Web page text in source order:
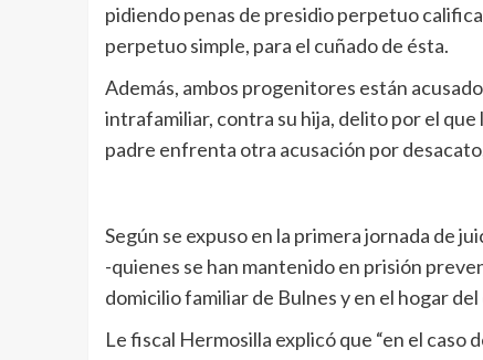
pidiendo penas de presidio perpetuo
perpetuo simple, para el cuñado de ésta.
Además, ambos progenitores están
intrafamiliar, contra su hija, delito por el que
padre enfrenta otra acusación por
Según se expuso en la primera jornada de
-quienes se han mantenido en prisión
domicilio familiar de Bulnes y en el hogar
Le fiscal Hermosilla explicó que “en el caso